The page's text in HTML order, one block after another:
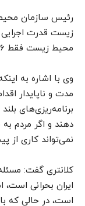
رئیس سازمان
زیست قدرت اجرایی
محیط زیست فقط 6 هزار پرسنل فعالیت دارند.
وی با اشاره به
مدت و ناپایدار
برنامه‌‌ریزی‌های
دهند و اگر مردم
نمی‌تواند کاری از
کلانتری گفت: